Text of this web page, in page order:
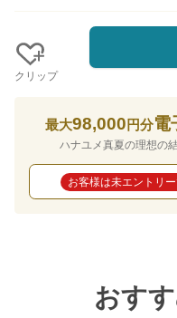
クリップ
最大98,000 円分電
ハナユメ真夏の理想の
お客様は未エントリ
おす